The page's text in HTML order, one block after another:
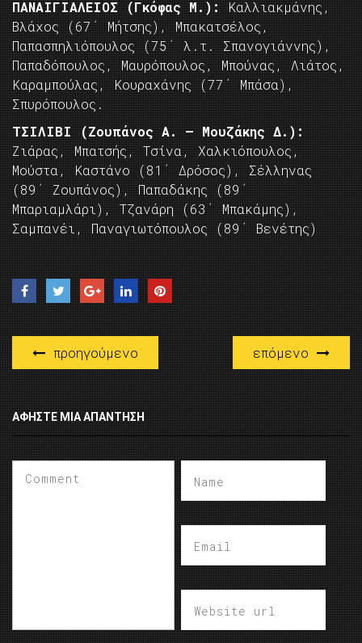
ΠΑΝΑΙΓΙΑΛΕΙΟΣ (Γκόφας Μ.):
Καλλιακμάνης,
Βλάχος (67΄ Μήτσης), Μπακατσέλος,
Παπασπηλιόπουλος (75΄ λ.τ. Σπανογιάννης),
Παπαδόπουλος, Μαυρόπουλος, Μπούνας, Λιάτος,
Καραμπούλας, Κουραχάνης (77΄ Μπάσα),
Σπυρόπουλος.
ΤΣΙΛΙΒΙ (Ζουπάνος Α. – Μουζάκης Δ.):
Ζιάρας, Μπατσής, Τσίνα, Χαλκιόπουλος,
Μούστα, Καστάνο (81΄ Δρόσος), Σέλληνας
(89΄ Ζουπάνος), Παπαδάκης (89΄
Μπαριαμλάρι), Τζανάρη (63΄ Μπακάμης),
Σαμπανέι, Παναγιωτόπουλος (89΄ Βενέτης)
προηγούμενο επόμενο
ΑΦΉΣΤΕ ΜΙΑ ΑΠΆΝΤΗΣΗ